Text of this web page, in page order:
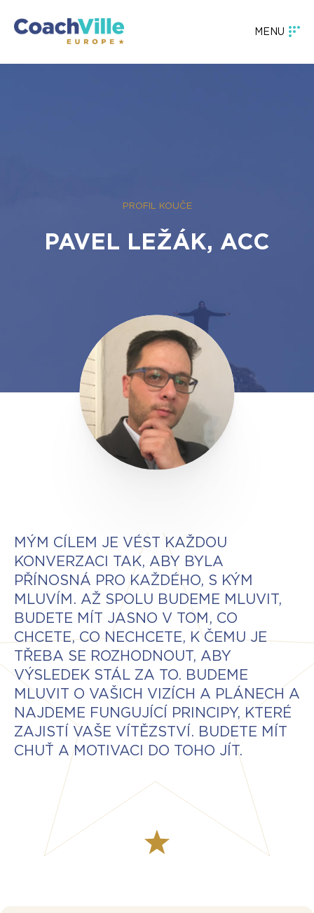
MENU
PROFIL KOUČE
PAVEL LEŽÁK, ACC
MÝM CÍLEM JE VÉST KAŽDOU
KONVERZACI TAK, ABY BYLA
PŘÍNOSNÁ PRO KAŽDÉHO, S KÝM
MLUVÍM. AŽ SPOLU BUDEME MLUVIT,
BUDETE MÍT JASNO V TOM, CO
CHCETE, CO NECHCETE, K ČEMU JE
TŘEBA SE ROZHODNOUT, ABY
VÝSLEDEK STÁL ZA TO. BUDEME
MLUVIT O VAŠICH VIZÍCH A PLÁNECH A
NAJDEME FUNGUJÍCÍ PRINCIPY, KTERÉ
ZAJISTÍ VAŠE VÍTĚZSTVÍ. BUDETE MÍT
CHUŤ A MOTIVACI DO TOHO JÍT.